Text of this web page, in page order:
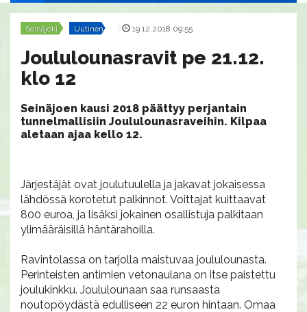
Seinäjoki Uutinen 19.12.2018 09:55
Joululounasravit pe 21.12.
klo 12
Seinäjoen kausi 2018 päättyy perjantain
tunnelmallisiin Joululounasraveihin. Kilpaa
aletaan ajaa kello 12.
Järjestäjät ovat joulutuulella ja jakavat jokaisessa
lähdössä korotetut palkinnot. Voittajat kuittaavat
800 euroa, ja lisäksi jokainen osallistuja palkitaan
ylimääräisillä häntärahoilla.
Ravintolassa on tarjolla maistuvaa joululounasta.
Perinteisten antimien vetonaulana on itse paistettu
joulukinkku. Joululounaan saa runsaasta
noutopöydästä edulliseen 22 euron hintaan. Omaa